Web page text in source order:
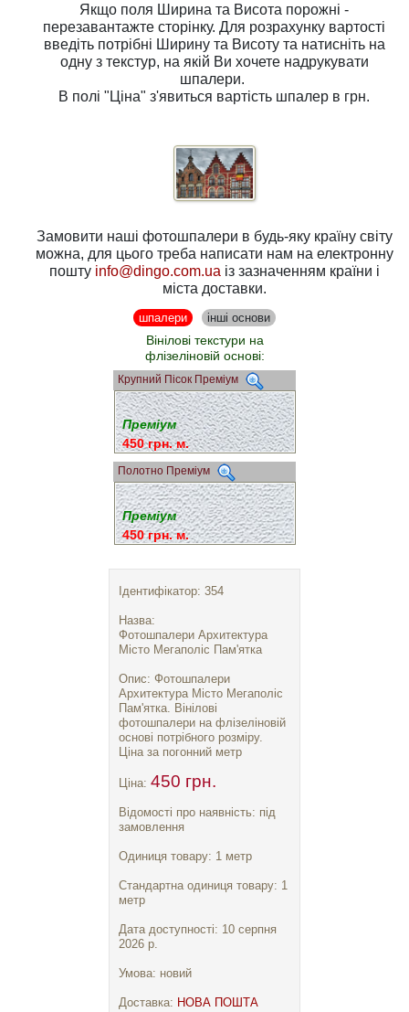
Якщо поля Ширина та Висота порожні -
перезавантажте сторінку. Для розрахунку вартості
введіть потрібні Ширинута Висотута натисніть на
одну з текстур, на якій Ви хочете надрукувати
шпалери.
В полі"Ціна" з'явиться вартість шпалер в грн.
Замовити наші фотошпалери в будь-яку країну світу
можна, для цього треба написати нам на електронну
пошту info@dingo.com.uaіз зазначенням країни і
міста доставки.
шпалери інші основи
Вінілові текстури на
флізеліновій основі:
Крупний Пісок Преміум
Преміум
450 грн. м.
Полотно Преміум
Преміум
450 грн. м.
Ідентифікатор: 354
Назва:
Фотошпалери Архитектура
Місто Мегаполіс Пам'ятка
Опис: Фотошпалери
Архитектура Місто Мегаполіс
Пам'ятка. Вінілові
фотошпалери на флізеліновій
основі потрібного розміру.
Ціна за погонний метр
Ціна: 450 грн.
Відомості про наявність: під
замовлення
Одиниця товару: 1 метр
Стандартна одиниця товару: 1
метр
Дата доступності: 10 серпня
2026 р.
Умова: новий
Доставка: НОВА ПОШТА